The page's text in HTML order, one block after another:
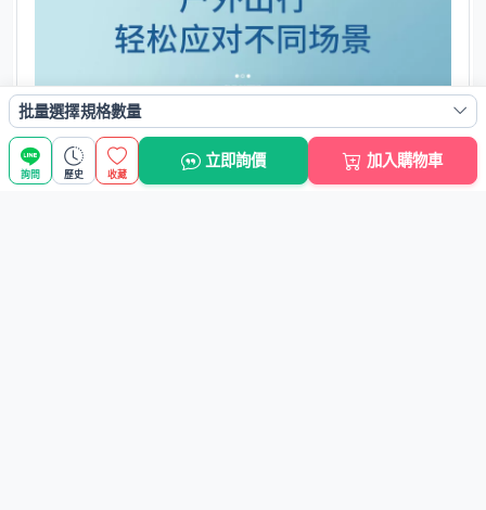
批量選擇規格數量
詢問 歷史 收藏
立即詢價 加入購物車